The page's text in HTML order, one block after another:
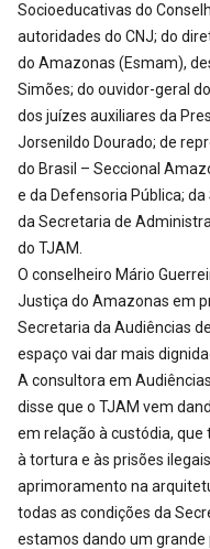
Socioeducativas do
autoridades do CNJ; do
do Amazonas (Esmam),
Simões; do ouvidor-geral
dos juízes auxiliares da
Jorsenildo Dourado; de
do Brasil – Seccional
e da Defensoria Pública;
da Secretaria de
do TJAM.
O conselheiro Mário
Justiça do Amazonas em
Secretaria da Audiências
espaço vai dar mais
A consultora em
disse que o TJAM vem
em relação à custódia,
à tortura e às prisões
aprimoramento na
todas as condições da
estamos dando um grande